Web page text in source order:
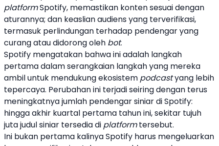
platformSpotify, memastikan konten sesuai dengan
aturannya; dan keaslian audiens yang terverifikasi,
termasuk perlindungan terhadap pendengar yang
curang atau didorong oleh bot.
Spotify mengatakan bahwa ini adalah langkah
pertama dalam serangkaian langkah yang mereka
ambil untuk mendukung ekosistem podcastyang lebih
tepercaya. Perubahan ini terjadi seiring dengan terus
meningkatnya jumlah pendengarsiniardiSpotify:
hingga akhir kuartal pertama tahun ini, sekitar tujuh
juta judulsiniar tersedia di platformtersebut.
Ini bukan pertama kalinyaSpotify harus mengeluarkan